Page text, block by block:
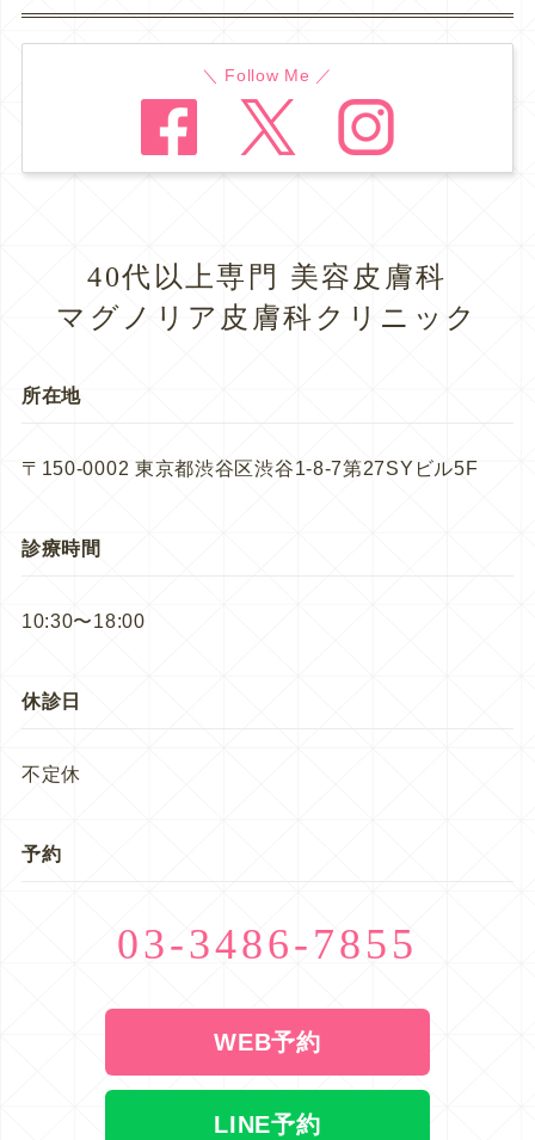
＼ Follow Me ／
40代以上専門 美容皮膚科
マグノリア皮膚科クリニック
所在地
〒150-0002 東京都渋谷区渋谷1-8-7第27SYビル5F
診療時間
10:30〜18:00
休診日
不定休
予約
03-3486-7855
WEB予約
LINE予約